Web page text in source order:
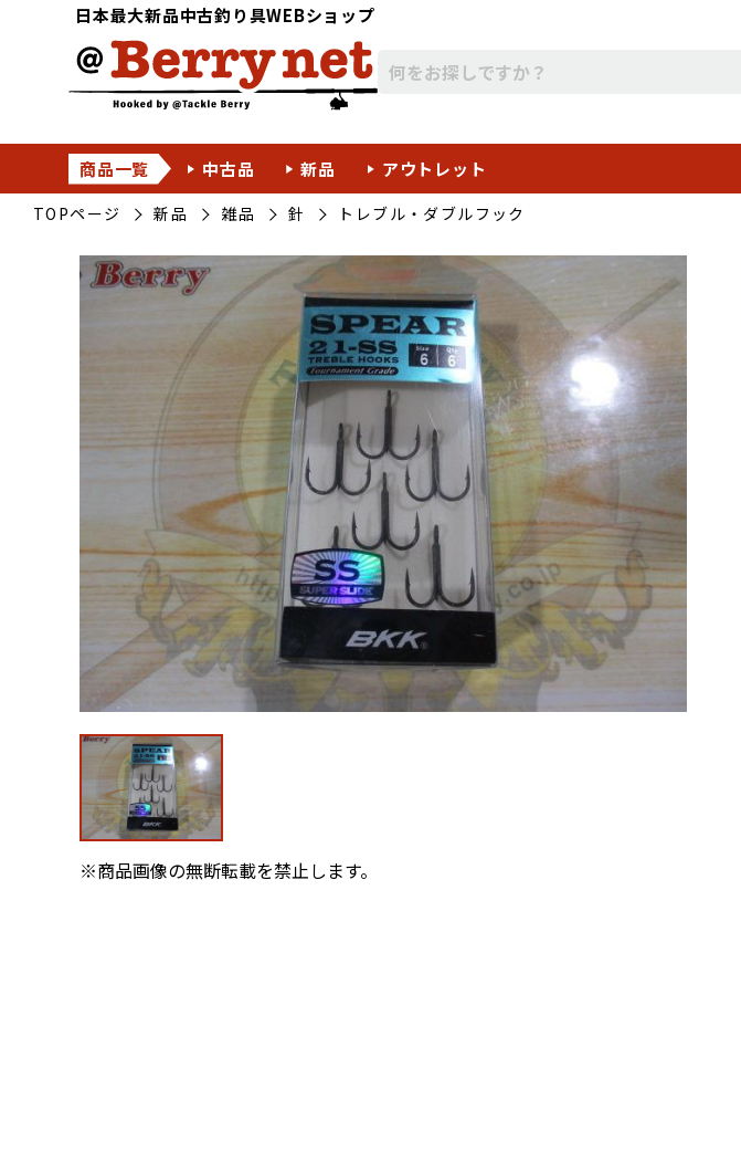
日本最大新品中古釣り具WEBショップ
商品一覧 中古品 新品 アウトレット
TOPページ 新品 雑品 針 トレブル・ダブルフック
※商品画像の無断転載を禁止します。